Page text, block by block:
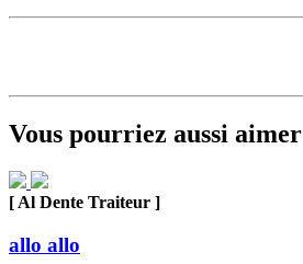
Vous pourriez aussi aimer
[ Al Dente Traiteur ]
allo allo